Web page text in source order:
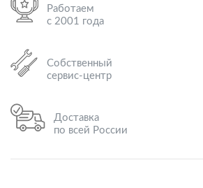
Работаем
с 2001 года
Собственный
сервис-центр
Доставка
по всей России